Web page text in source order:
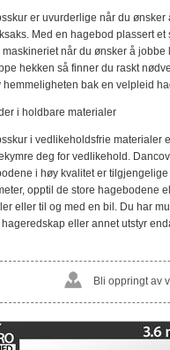
er uvurderlige når du
Med en hagebod plassert
når du ønsker å
hekken så finner du raskt
hemmeligheten bak en velpleid
i holdbare materialer
i vedlikeholdsfrie materialer
deg for vedlikehold.
i høy kvalitet er
opptil de store hagebodene
eller til og med en bil. Du har
eller annet utstyr
Bli oppringt av